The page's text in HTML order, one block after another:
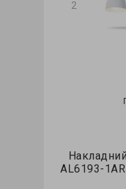
AL6193-
2